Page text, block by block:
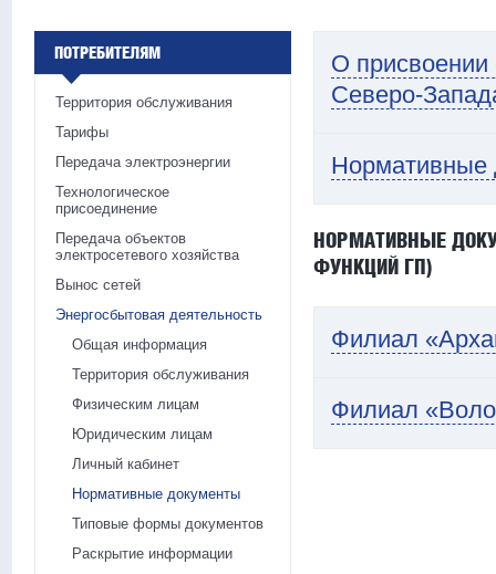
ПОТРЕБИТЕЛЯМ
Территория обслуживания
Тарифы
Передача электроэнергии
Технологическое
присоединение
Передача объектов
электросетевого хозяйства
Вынос сетей
Энергосбытовая деятельность
Общая информация
Территория обслуживания
Физическим лицам
Юридическим лицам
Личный кабинет
Нормативные документы
Типовые формы документов
Раскрытие информации
О
Северо-
Нормативные
НОРМАТИВНЫЕ
ФУНКЦИЙ ГП)
Филиал
Филиал